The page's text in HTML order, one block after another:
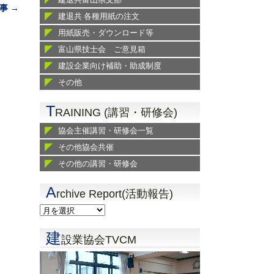
→
建退共 各種用紙の注文
用紙販売・ダウンロード等
富山県技士会 ご意見箱
建設企業向け補助・助成制度
その他
TRAINING (講習・研修会)
協会主催講習・研修会一覧
その他協会共催
その他の講習・研修会
Archive Report(活動報告)
建設業協会TVCM